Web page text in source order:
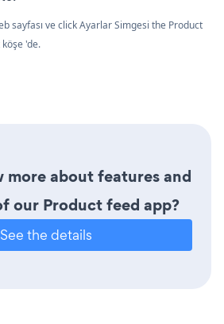
sayfası ve click Ayarlar Simgesi the Product
'de.
more about features and
our Product feed app?
See the details